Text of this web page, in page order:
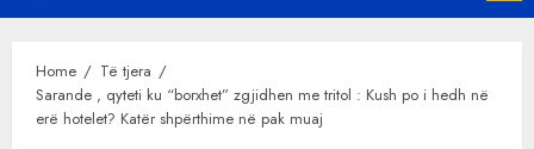
Menu
Home
Të tjera
Sarande , qyteti ku “borxhet” zgjidhen me tritol : Kush po i hedh në
erë hotelet? Katër shpërthime në pak muaj